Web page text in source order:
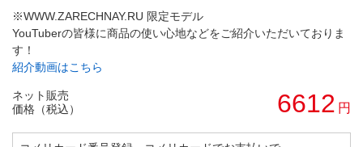
※WWW.ZARECHNAY.RU 限定モデル
YouTuberの皆様に商品の使い心地などをご紹介いただいておりま
す！
紹介動画はこちら
ネット販売
価格（税込）
6612 円